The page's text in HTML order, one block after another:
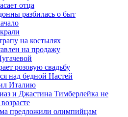
отца
разбилась о быт
на костылях
на продажу
розовую свадьбу
над бедной Настей
Италию
и Джастина Тимберлейка не
предложили олимпийцам